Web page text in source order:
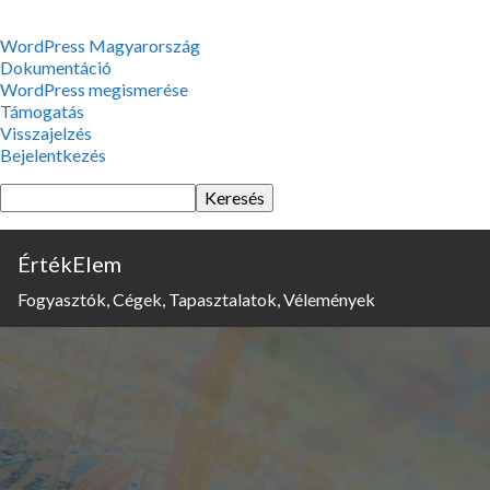
WordPress,
a
csodás
WordPress Magyarország
Dokumentáció
WordPress megismerése
Támogatás
Visszajelzés
Bejelentkezés
Keresés
ÉrtékElem
Fogyasztók, Cégek, Tapasztalatok, Vélemények